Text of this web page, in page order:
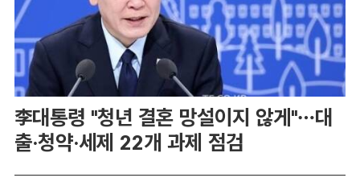
李대통령 "청년 결혼 망설이지 않게"…대
출·청약·세제 22개 과제 점검